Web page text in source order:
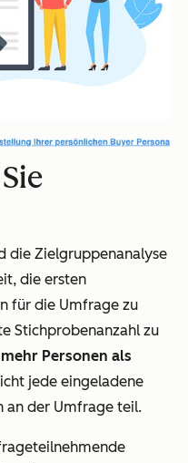
die Zielgruppenanalyse
die ersten
für die Umfrage zu
Stichprobenanzahl zu
Personen als
jede eingeladene
an der Umfrage teil.